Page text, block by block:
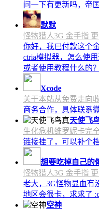
问一下有更新吗，帝
默默
怪物猎人3G 金手指 更
你好，我已付款这个
ctria模拟器，怎么使
或者使用教程什么的？
Xcode
关于本站从免费走向
商务合作，具体联系
天使飞
生化危机维罗妮卡完
链接挂了，可以补个
想要吃掉自己的
怪物猎人3G 金手指 更
老大，3G怪物显血有
地区会很卡，求求了
空神